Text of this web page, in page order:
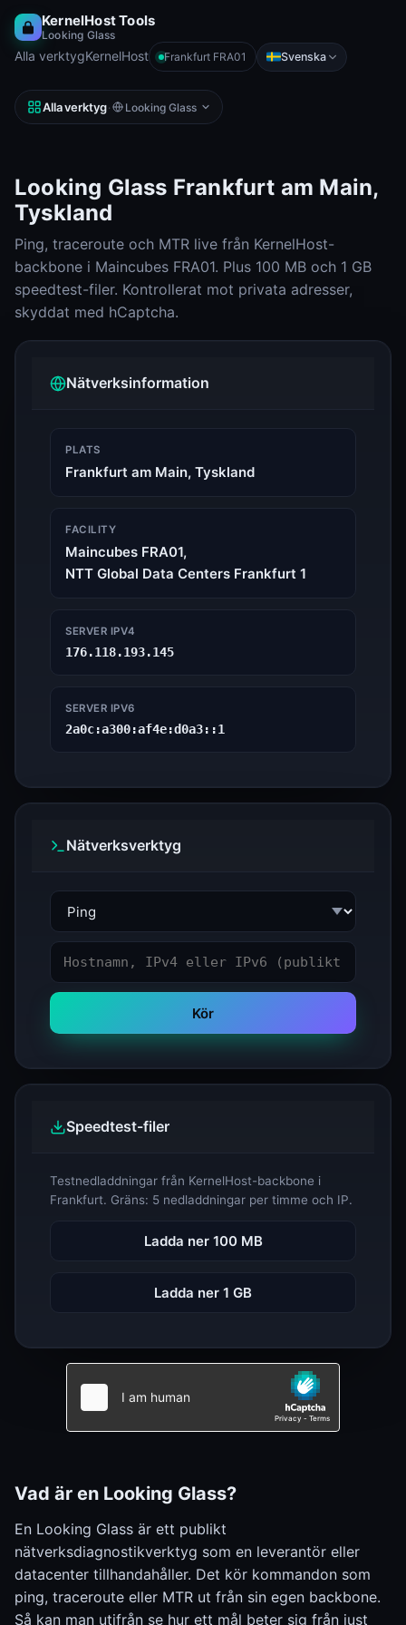
KernelHost Tools
Looking Glass
Alla verktygKernelHost Frankfurt FRA01 Svenska
Alla verktyg· Looking Glass
Looking Glass Frankfurt am Main,
Tyskland
Ping, traceroute och MTR live från KernelHost-
backbone i Maincubes FRA01. Plus 100 MB och 1 GB
speedtest-filer. Kontrollerat mot privata adresser,
skyddat med hCaptcha.
Nätverksinformation
PLATS
Frankfurt am Main, Tyskland
FACILITY
Maincubes FRA01,
NTT Global Data Centers Frankfurt 1
SERVER IPV4
176.118.193.145
SERVER IPV6
2a0c:a300:af4e:d0a3::1
Nätverksverktyg
Kör
Speedtest-filer
Testnedladdningar från KernelHost-backbone i
Frankfurt. Gräns: 5 nedladdningar per timme och IP.
Ladda ner 100 MB
Ladda ner 1 GB
Vad är en Looking Glass?
En Looking Glass är ett publikt
nätverksdiagnostikverktyg som en leverantör eller
datacenter tillhandahåller. Det kör kommandon som
ping, traceroute eller MTR ut från sin egen backbone.
Så kan man utifrån se hur ett mål beter sig från just